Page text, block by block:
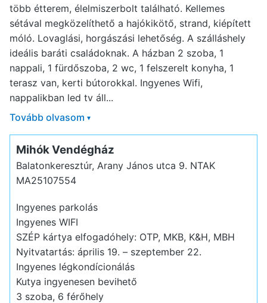
több étterem, élelmiszerbolt található. Kellemes
sétával megközelíthető a hajókikötő, strand, kiépített
móló. Lovaglási, horgászási lehetőség. A szálláshely
ideális baráti családoknak. A házban 2 szoba, 1
nappali, 1 fürdőszoba, 2 wc, 1 felszerelt konyha, 1
terasz van, kerti bútorokkal. Ingyenes Wifi,
nappalikban led tv áll...
Tovább olvasom ▾
Mihók Vendégház
Balatonkeresztúr, Arany János utca 9. NTAK
MA25107554
Ingyenes parkolás
Ingyenes WIFI
SZÉP kártya elfogadóhely: OTP, MKB, K&H, MBH
Nyitvatartás: április 19. – szeptember 22.
Ingyenes légkondícionálás
Kutya ingyenesen bevihető
3 szoba, 6 férőhely